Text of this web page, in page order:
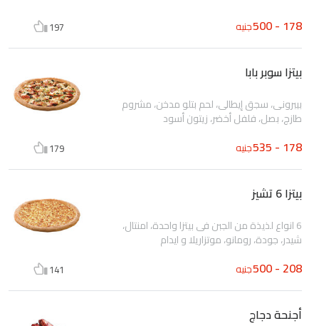
178 - 500 جنيه 197
بيتزا سوبر بابا
بيبرونى، سجق إيطالى، لحم بتلو مدخن، مشروم
طازج، بصل، فلفل أخضر، زيتون أسود
178 - 535 جنيه 179
بيتزا 6 تشيز
6 انواع لذيذة من الجبن فى بيتزا واحدة، امنتال،
شيدر، جودة، رومانو، موتزاريلا و ايدام
208 - 500 جنيه 141
أجنحة دجاج